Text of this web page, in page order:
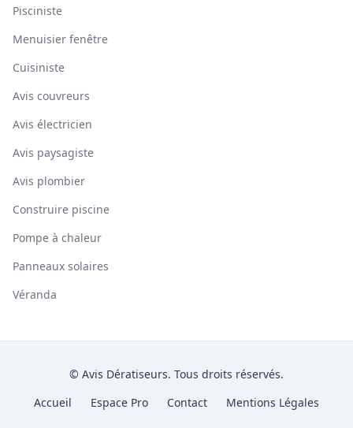
Pisciniste
Menuisier fenêtre
Cuisiniste
Avis couvreurs
Avis électricien
Avis paysagiste
Avis plombier
Construire piscine
Pompe à chaleur
Panneaux solaires
Véranda
© Avis Dératiseurs. Tous droits réservés.
Accueil
Espace Pro Contact Mentions Légales